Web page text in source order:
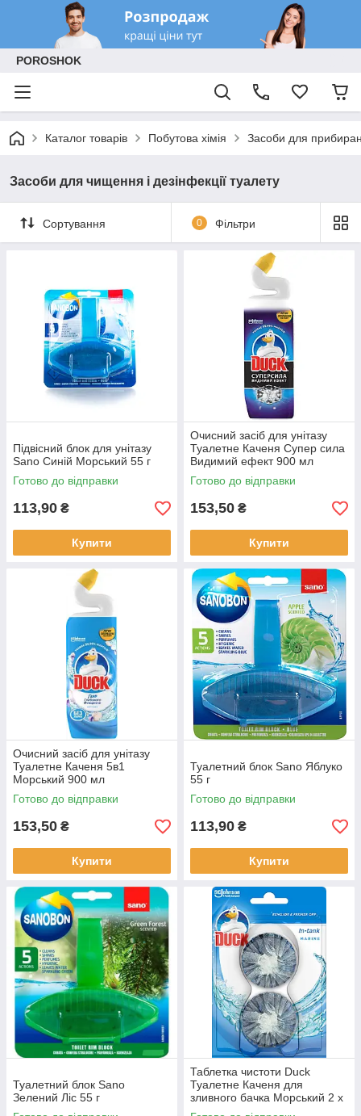
POROSHOK
Каталог товарів Побутова хімія Засоби для
Засоби для чищення і дезінфекції туалету
Сортування 0 Фільтри
Підвісний блок для унітазу
Sano Синій Морський 55 г
Готово до відправки
113,90 ₴
Купити
Очисний засіб для унітазу
Туалетне Каченя Супер сила
Видимий ефект 900 мл
Готово до відправки
153,50 ₴
Купити
Очисний засіб для унітазу
Туалетне Каченя 5в1
Морський 900 мл
Готово до відправки
153,50 ₴
Купити
Туалетний блок Sano Яблуко
55 г
Готово до відправки
113,90 ₴
Купити
Туалетний блок Sano
Зелений Ліс 55 г
Таблетка чистоти Duck
Туалетне Каченя для
зливного бачка Морський 2 х
50 г